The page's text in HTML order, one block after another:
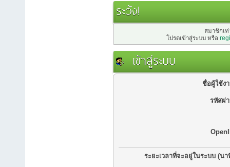
ระวัง!
สมาชิกเ
โปรดเข้าสู่ระบบ หรือ
เข้าสู่ระบบ
ชื่อผู้ใช้ง
รหัสผ่
ระยะเวลาที่จะอยู่ในระบบ (นา